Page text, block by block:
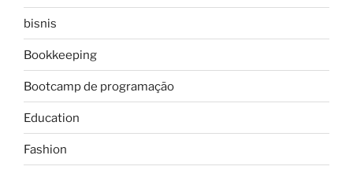
bisnis
Bookkeeping
Bootcamp de programação
Education
Fashion